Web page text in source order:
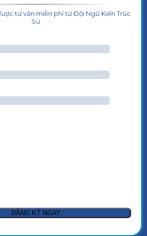
tư vấn miễn phí từ Đội Ngũ Kiến Trúc
Sư